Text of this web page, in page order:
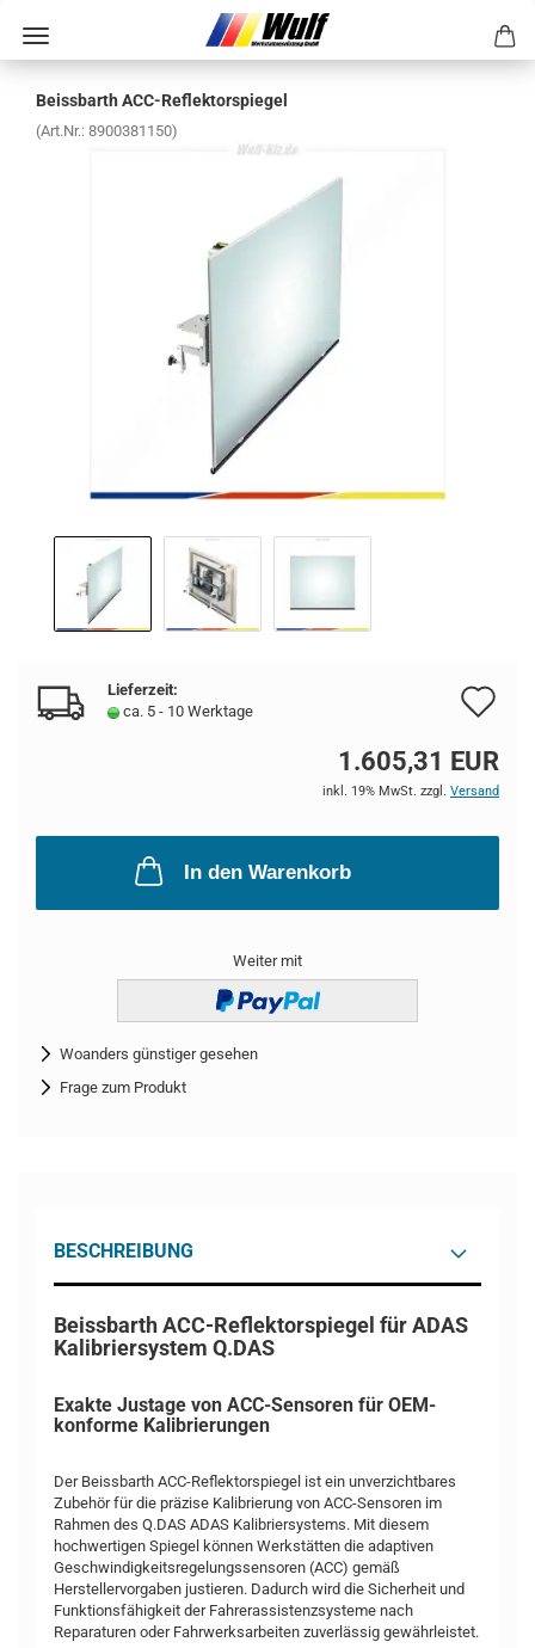
Beiss­barth ACC-​Reflektorspiegel
(Art.Nr.: 8900381150)
Lieferzeit:
ca. 5 - 10 Werktage
1.605,31 EUR
inkl. 19% MwSt. zzgl. Versand
In den Warenkorb
Weiter mit
Woanders günstiger gesehen
Frage zum Produkt
BESCHREIBUNG
Beissbarth ACC-Reflektorspiegel für ADAS
Kalibriersystem Q.DAS
Exakte Justage von ACC-Sensoren für OEM-
konforme Kalibrierungen
Der Beissbarth ACC-Reflektorspiegel ist ein unverzichtbares
Zubehör für die präzise Kalibrierung von ACC-Sensoren im
Rahmen des Q.DAS ADAS Kalibriersystems. Mit diesem
hochwertigen Spiegel können Werkstätten die adaptiven
Geschwindigkeitsregelungssensoren (ACC) gemäß
Herstellervorgaben justieren. Dadurch wird die Sicherheit und
Funktionsfähigkeit der Fahrerassistenzsysteme nach
Reparaturen oder Fahrwerksarbeiten zuverlässig gewährleistet.